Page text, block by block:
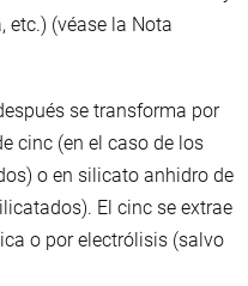
(véase la Nota
se transforma por
cinc (en el caso de los
o en silicato anhidro de
El cinc se extrae
o por electrólisis (salvo